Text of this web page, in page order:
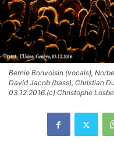
Bernie Bonvoisin (vocals),
David Jacob (bass), Christian
03.12.2016.(c) Christophe